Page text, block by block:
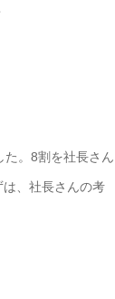
た。8割を社長さん
、社長さんの考